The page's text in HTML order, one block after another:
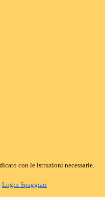
con le istruzioni necessarie.
Login Spaggiari